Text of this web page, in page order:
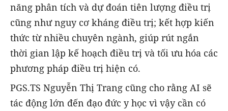
năng phân tích và dự đoán tiên lượng điều trị
cũng như nguy cơ kháng điều trị; kết hợp kiến
thức từ nhiều chuyên ngành, giúp rút ngắn
thời gian lập kế hoạch điều trị và tối ưu hóa các
phương pháp điều trị hiện có.
PGS.TS Nguyễn Thị Trang cũng cho rằng AI sẽ
tác động lớn đến đạo đức y học vì vậy cần có